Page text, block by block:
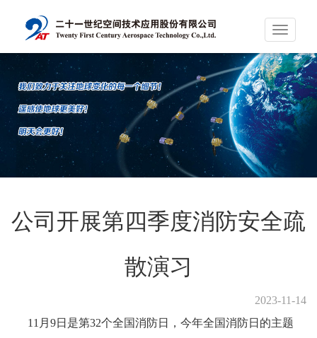
Toggle
公司开展第四季度消防安全疏
散演习
2023-11-14
11月9日是第32个全国消防日，今年全国消防日的主题